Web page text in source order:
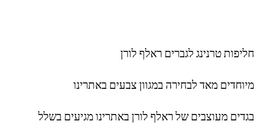
חליפות טרנינג לגברים ראלף לורן
מיוחדים מאד לבחירה במגוון צבעים באתרינו
בגדים מעוצבים של ראלף לורן באתרינו מגיעים בשלל